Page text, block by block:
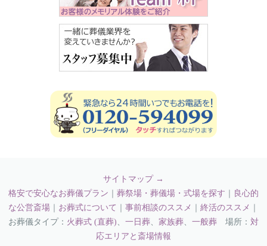
サイトマップ →
格安で安心なお葬儀プラン
葬祭場・葬儀場・式場を探す
良心的
な公営斎場
お葬式について 事前相談のススメ 終活のススメ
お葬儀タイプ： 火葬式 (直葬) 一日葬 家族葬 一般葬 場所： 対
応エリアと斎場情報